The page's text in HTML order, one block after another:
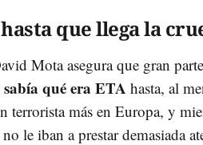
que llega la
Mota asegura que gran
qué era ETA hasta, al
terrorista más en Europa, y
le iban a prestar demasiada